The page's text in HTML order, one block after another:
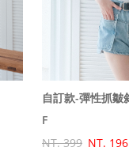
F
NT. 399 NT. 196